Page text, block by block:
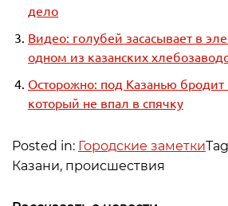
дело
Видео: голубей засасывает в
одном из казанских
Осторожно: под Казанью
который не впал в спячку
Posted in: Городские заметки
Казани, происшествия